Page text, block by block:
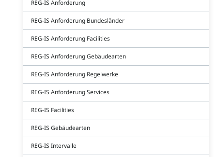
REG-IS Anforderung
REG-IS Anforderung Bundesländer
REG-IS Anforderung Facilities
REG-IS Anforderung Gebäudearten
REG-IS Anforderung Regelwerke
REG-IS Anforderung Services
REG-IS Facilities
REG-IS Gebäudearten
REG-IS Intervalle